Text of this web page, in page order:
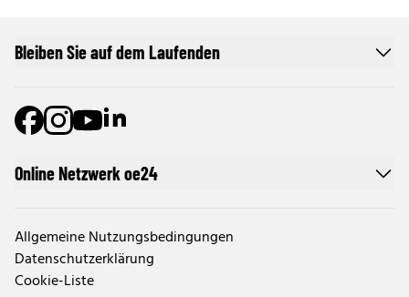
Online Netzwerk oe24
Allgemeine Nutzungsbedingungen
Datenschutzerklärung
Cookie-Liste
Bleiben Sie auf dem Laufenden